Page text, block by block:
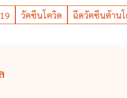
วัคซีนโควิด ฉีดวัคซีนต้านโ